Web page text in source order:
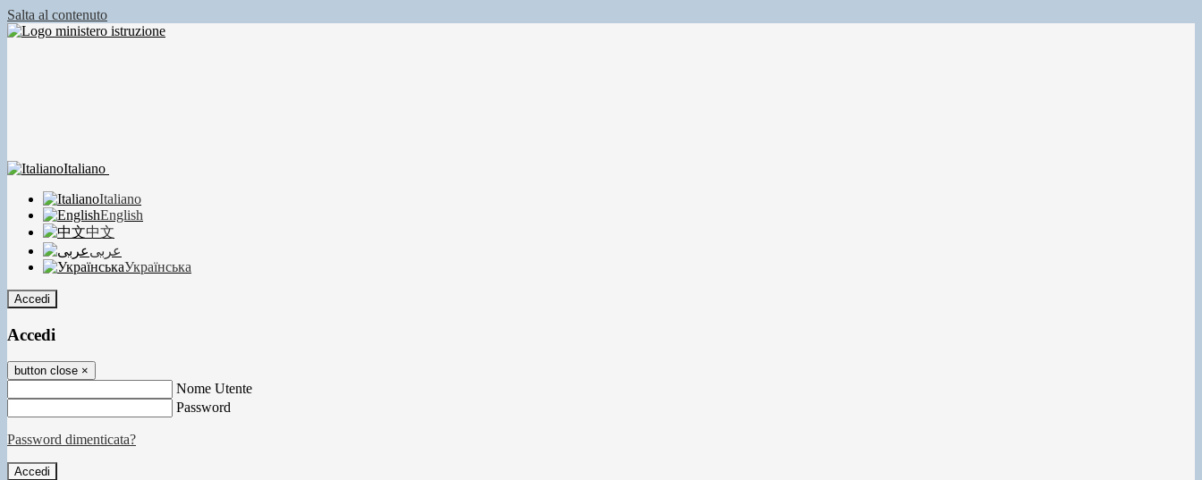
Salta al contenuto
Italiano
Italiano
English
中文
عربى
Українська
Accedi
Accedi
button close ×
Nome Utente
Password
Password dimenticata?